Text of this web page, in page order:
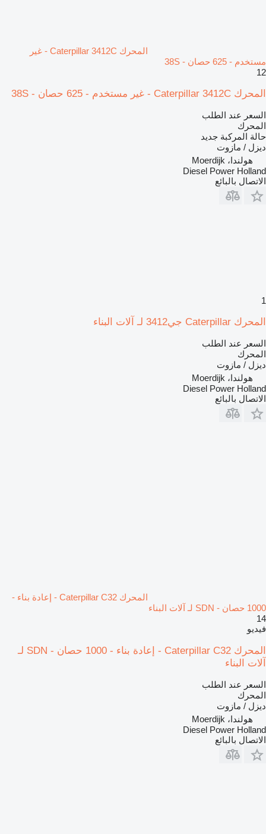
المحرك Caterpillar 3412C - غير
مستخدم - 625 حصان - 38S
12
المحرك Caterpillar 3412C - غير مستخدم - 625 حصان - 38S
السعر عند الطلب
المحرك
حالة المركبة جديد
ديزل / مازوت
هولندا، Moerdijk
Diesel Power Holland
الاتصال بالبائع
1
المحرك Caterpillar جي3412 لـ آلات البناء
السعر عند الطلب
المحرك
ديزل / مازوت
هولندا، Moerdijk
Diesel Power Holland
الاتصال بالبائع
المحرك Caterpillar C32 - إعادة بناء -
1000 حصان - SDN لـ آلات البناء
14
فيديو
المحرك Caterpillar C32 - إعادة بناء - 1000 حصان - SDN لـ
آلات البناء
السعر عند الطلب
المحرك
ديزل / مازوت
هولندا، Moerdijk
Diesel Power Holland
الاتصال بالبائع